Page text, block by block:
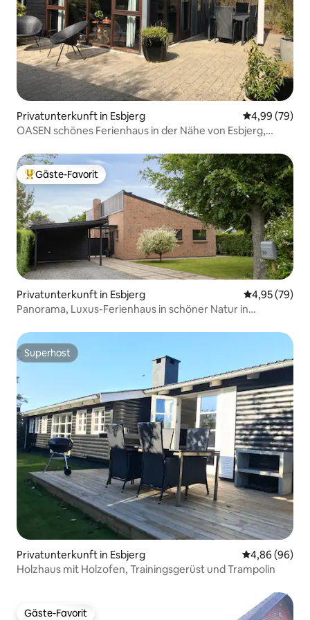
Privatunterkunft in Esbjerg
4,99 (79)
OASEN schönes Ferienhaus in der Nähe von Esbjerg,
Beliebter Gäste-Favorit.
Gäste-Favorit
Privatunterkunft in Esbjerg
4,95 (79)
Panorama, Luxus-Ferienhaus in schöner Natur in
Superhost
Superhost
Privatunterkunft in Esbjerg
4,86 (96)
Holzhaus mit Holzofen, Trainingsgerüst und Trampolin
Gäste-Favorit